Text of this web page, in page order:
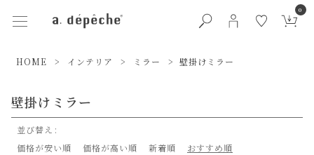
0
HOME インテリア ミラー 壁掛けミラー
壁掛けミラー
並び替え
価格が安い順
価格が高い順 新着順
おすすめ順